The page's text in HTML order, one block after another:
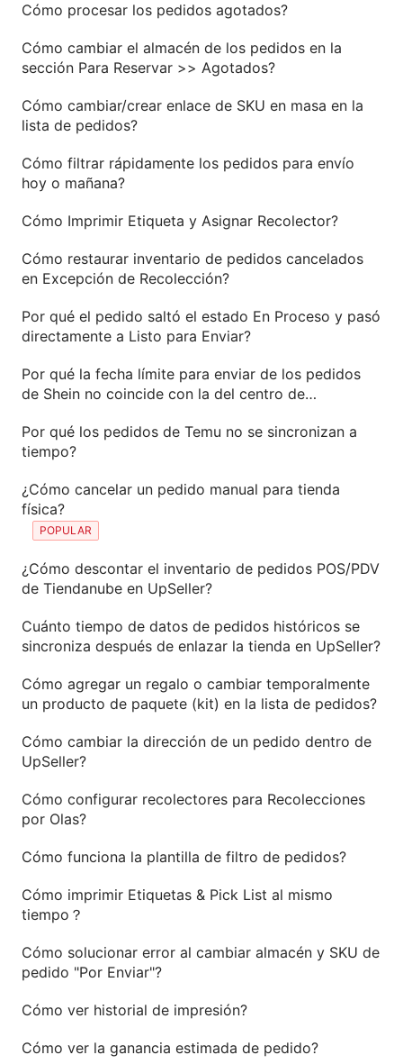
Cómo procesar los pedidos agotados?
Cómo cambiar el almacén de los pedidos en la
sección Para Reservar >> Agotados?
Cómo cambiar/crear enlace de SKU en masa en la
lista de pedidos?
Cómo filtrar rápidamente los pedidos para envío
hoy o mañana?
Cómo Imprimir Etiqueta y Asignar Recolector?
Cómo restaurar inventario de pedidos cancelados
en Excepción de Recolección?
Por qué el pedido saltó el estado En Proceso y pasó
directamente a Listo para Enviar?
Por qué la fecha límite para enviar de los pedidos
de Shein no coincide con la del centro de
Por qué los pedidos de Temu no se sincronizan a
tiempo?
¿Cómo cancelar un pedido manual para tienda
física?
POPULAR
¿Cómo descontar el inventario de pedidos POS/PDV
de Tiendanube en UpSeller?
Cuánto tiempo de datos de pedidos históricos se
sincroniza después de enlazar la tienda en UpSeller?
Cómo agregar un regalo o cambiar temporalmente
un producto de paquete (kit) en la lista de pedidos?
Cómo cambiar la dirección de un pedido dentro de
UpSeller?
Cómo configurar recolectores para Recolecciones
por Olas?
Cómo funciona la plantilla de filtro de pedidos?
Cómo imprimir Etiquetas & Pick List al mismo
tiempo？
Cómo solucionar error al cambiar almacén y SKU de
pedido "Por Enviar"?
Cómo ver historial de impresión?
Cómo ver la ganancia estimada de pedido?